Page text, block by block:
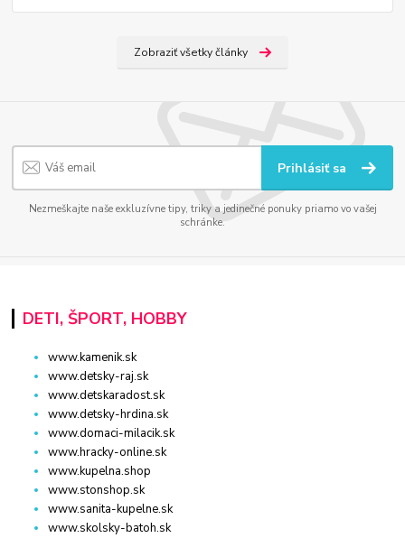
Zobraziť všetky články
Prihlásiť sa
Nezmeškajte naše exkluzívne tipy, triky a jedinečné ponuky priamo vo vašej
schránke.
DETI, ŠPORT, HOBBY
www.kamenik.sk
www.detsky-raj.sk
www.detskaradost.sk
www.detsky-hrdina.sk
www.domaci-milacik.sk
www.hracky-online.sk
www.kupelna.shop
www.stonshop.sk
www.sanita-kupelne.sk
www.skolsky-batoh.sk